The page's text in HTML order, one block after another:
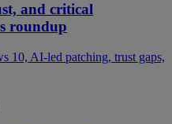
and critical
roundup
10, AI-led patching, trust gaps,